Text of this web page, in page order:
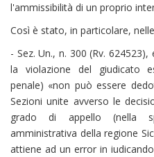
l'ammissibilità di un proprio
Così è stato, in particolare,
- Sez. Un., n. 300 (Rv.
la violazione del giudicato
penale) «non può essere
Sezioni unite avverso le
grado di appello (nella
amministrativa della regione
attiene ad un error in